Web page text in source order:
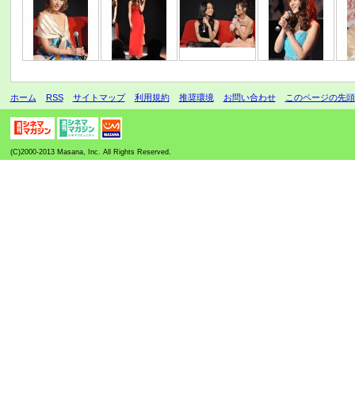
ホーム RSS サイトマップ 利用規約 推奨環境 お問い合わせ このページの先頭
(C)2000-2013 Masana, Inc. All Rights Reserved.